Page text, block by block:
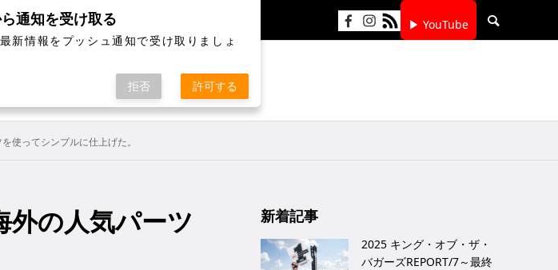
▶ YouTube
使ってシンプルに仕上げた。
外の人気パーツ
新着記事
2025 キング・オブ・ザ・
バガーズREPORT/7～最終
通知を受け取る
新情報をプッシュ通知で受け取りましょ
拒否 許可する